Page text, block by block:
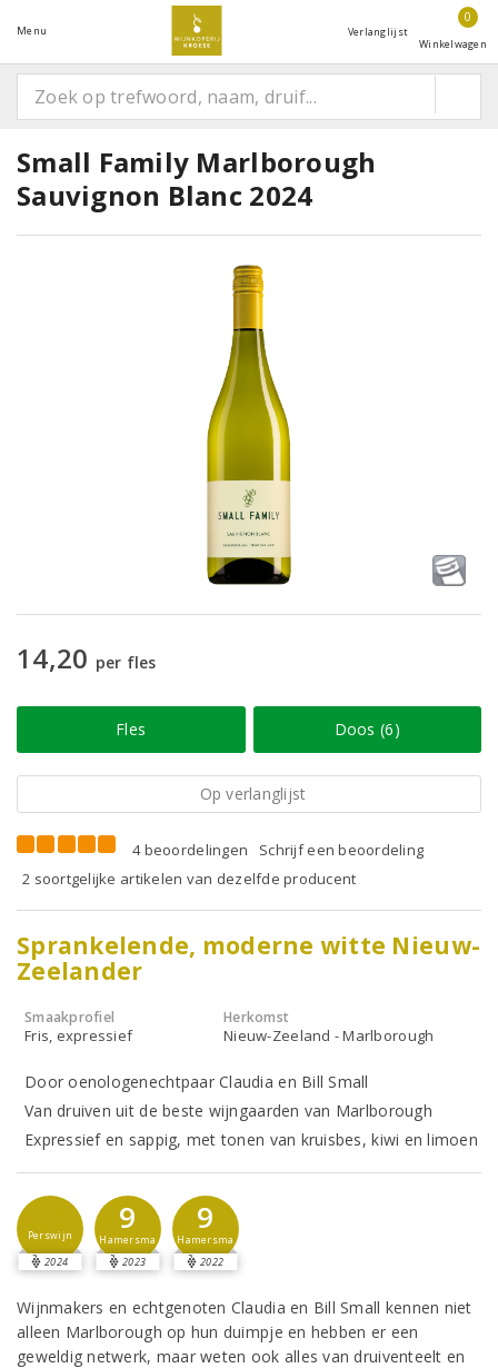
Menu Verlanglijst
0
Winkelwagen
Small Family Marlborough
Sauvignon Blanc 2024
14,20 per fles
Fles Doos (6)
Op verlanglijst
4 beoordelingen
Schrijf een beoordeling
2 soortgelijke artikelen van dezelfde producent
Sprankelende, moderne witte Nieuw-
Zeelander
Smaakprofiel
Fris, expressief
Herkomst
Nieuw-Zeeland - Marlborough
Door oenologenechtpaar Claudia en Bill Small
Van druiven uit de beste wijngaarden van Marlborough
Expressief en sappig, met tonen van kruisbes, kiwi en limoen
Perswijn
2024
9
Hamersma
2023
9
Hamersma
2022
Wijnmakers en echtgenoten Claudia en Bill Small kennen niet
alleen Marlborough op hun duimpje en hebben er een
geweldig netwerk, maar weten ook alles van druiventeelt en